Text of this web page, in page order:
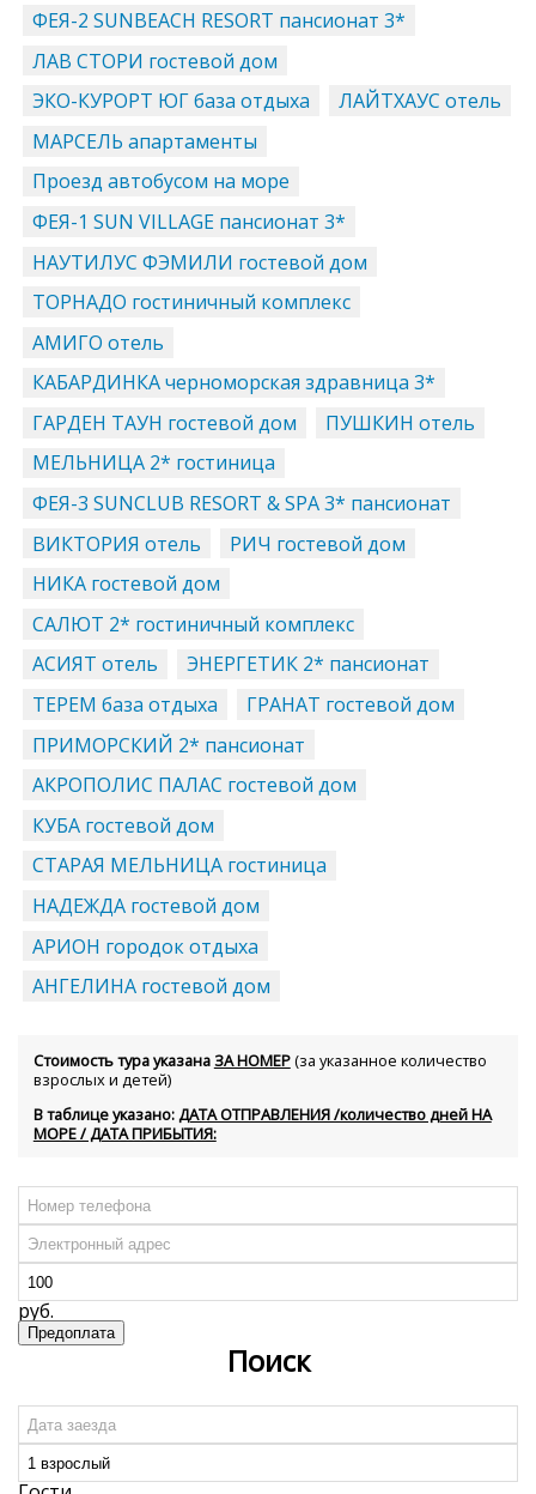
ФЕЯ-2 SUNBEACH RESORT пансионат 3*
ЛАВ СТОРИ гостевой дом
ЭКО-КУРОРТ ЮГ база отдыха
ЛАЙТХАУС отель
МАРСЕЛЬ апартаменты
Проезд автобусом на море
ФЕЯ-1 SUN VILLAGE пансионат 3*
НАУТИЛУС ФЭМИЛИ гостевой дом
ТОРНАДО гостиничный комплекс
АМИГО отель
КАБАРДИНКА черноморская здравница 3*
ГАРДЕН ТАУН гостевой дом
ПУШКИН отель
МЕЛЬНИЦА 2* гостиница
ФЕЯ-3 SUNCLUB RESORT & SPA 3* пансионат
ВИКТОРИЯ отель
РИЧ гостевой дом
НИКА гостевой дом
САЛЮТ 2* гостиничный комплекс
АСИЯТ отель
ЭНЕРГЕТИК 2* пансионат
ТЕРЕМ база отдыха
ГРАНАТ гостевой дом
ПРИМОРСКИЙ 2* пансионат
АКРОПОЛИС ПАЛАС гостевой дом
КУБА гостевой дом
СТАРАЯ МЕЛЬНИЦА гостиница
НАДЕЖДА гостевой дом
АРИОН городок отдыха
АНГЕЛИНА гостевой дом
Стоимость тура указанаЗА НОМЕР(за указанное количество
взрослых и детей)
В таблице указано: ДАТА ОТПРАВЛЕНИЯ /количество дней НА
МОРЕ / ДАТА ПРИБЫТИЯ:
Поиск